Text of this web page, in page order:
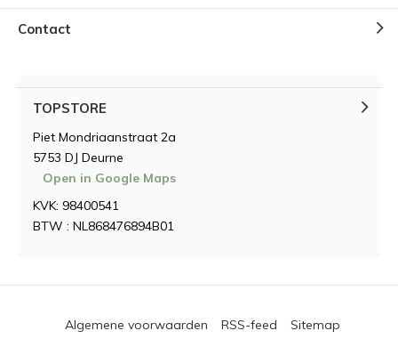
Contact
TOPSTORE
Piet Mondriaanstraat 2a
5753 DJ Deurne
Open in Google Maps
KVK: 98400541
BTW : NL868476894B01
Algemene voorwaarden RSS-feed Sitemap